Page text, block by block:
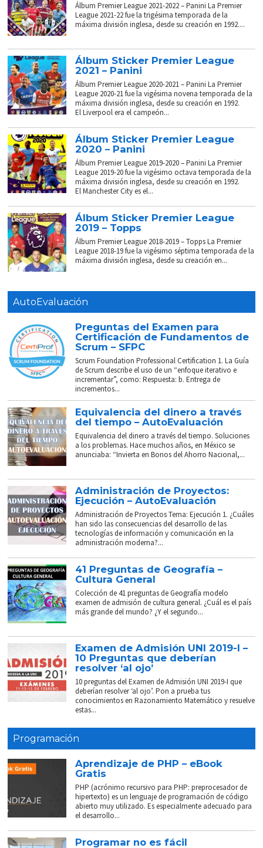
Álbum Premier League 2021-2022 – Panini La Premier
League 2021-22 fue la trigésima temporada de la
máxima división inglesa, desde su creación en 1992....
Álbum Sticker Premier League
2021 – Panini
Álbum Premier League 2020-2021 – Panini La Premier
League 2020-21 fue la vigésima novena temporada de la
máxima división inglesa, desde su creación en 1992.
El Liverpool era el campeón...
Álbum Sticker Premier League
2020 – Panini
Álbum Premier League 2019-2020 – Panini La Premier
League 2019-20 fue la vigésimo octava temporada de la
máxima división inglesa, desde su creación en 1992.
El Manchester City es el...
Álbum Sticker Premier League
2019 – Topps
Álbum Premier League 2018-2019 – Topps La Premier
League 2018-19 fue la vigésimo séptima temporada de la
máxima división inglesa, desde su creación en...
AutoEvaluación
Preguntas del Examen para
Certificación de Fundamentos de
Scrum – SFPC
Scrum Foundation Professional Certification 1. La Guía
de Scrum describe el uso de un “enfoque iterativo e
incrementar”, como: Respuesta: b. Entrega de
incrementos...
Equivalencia del dinero a través
del tiempo – AutoEvaluación
Equivalencia del dinero a través del tiempo. Soluciones
a los problemas. Hace muchos años, en México se
anunciaba: “Invierta en Bonos del Ahorro Nacional,...
Administración de Proyectos:
Ejecución – AutoEvaluación
Administración de Proyectos Tema: Ejecución 1. ¿Cuáles
han sido las consecuencias del desarrollo de las
tecnologías de información y comunicación en la
administración moderna?...
41 Preguntas de Geografía –
Cultura General
Colección de 41 preguntas de Geografía modelo
examen de admisión de cultura general. ¿Cuál es el país
más grande del mundo? ¿Y el segundo...
Examen de Admisión UNI 2019-I –
10 Preguntas que deberían
resolver ‘al ojo’
10 preguntas del Examen de Admisión UNI 2019-I que
deberían resolver ‘al ojo’. Pon a prueba tus
conocimientos en Razonamiento Matemático y resuelve
estas...
Programación
Aprendizaje de PHP – eBook
Gratis
PHP (acrónimo recursivo para PHP: preprocesador de
hipertexto) es un lenguaje de programación de código
abierto muy utilizado. Es especialmente adecuado para
el desarrollo...
Programar no es fácil